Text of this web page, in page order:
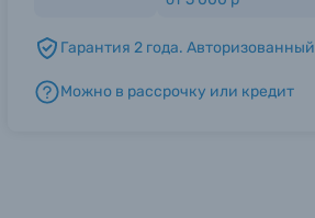
Гарантия 2 года.
Можно в рассрочку или кредит